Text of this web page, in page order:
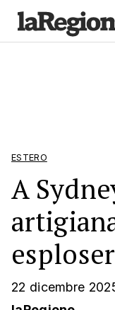
ESTERO
A
22 dicembre